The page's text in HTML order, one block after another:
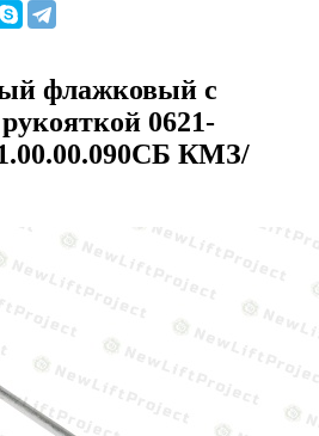
флажковый с
0621-
КМЗ/